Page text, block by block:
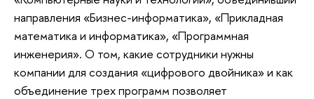
направления «Бизнес-информатика», «Прикладная
математика и информатика», «Программная
инженерия». О том, какие сотрудники нужны
компании для создания «цифрового двойника» и как
объединение трех программ позволяет